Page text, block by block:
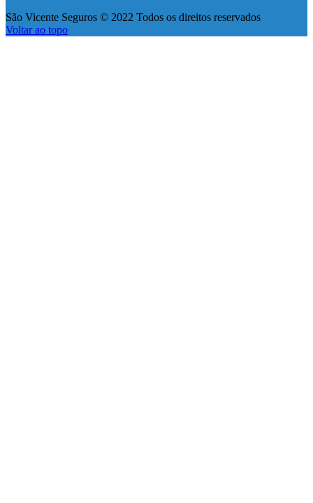
São Vicente Seguros © 2022 Todos os direitos reservados
Voltar ao topo